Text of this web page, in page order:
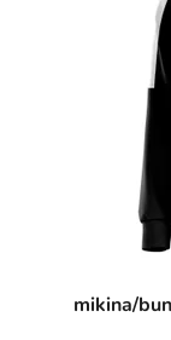
mikina/